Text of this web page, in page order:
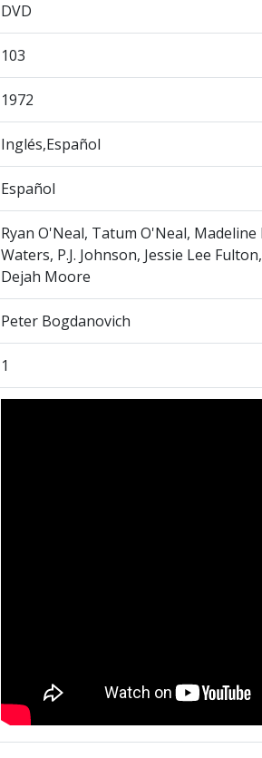
DVD
103
1972
Inglés,Español
Español
Ryan O'Neal, Tatum O'Neal,
Waters, P.J. Johnson, Jessie Lee
Dejah Moore
Peter Bogdanovich
1